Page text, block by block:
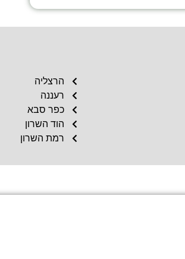
הרצליה
רעננה
כפר סבא
הוד השרון
רמת השרון